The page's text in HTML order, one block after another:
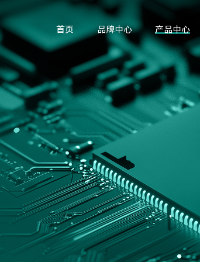
首页 品牌中心 产品中心